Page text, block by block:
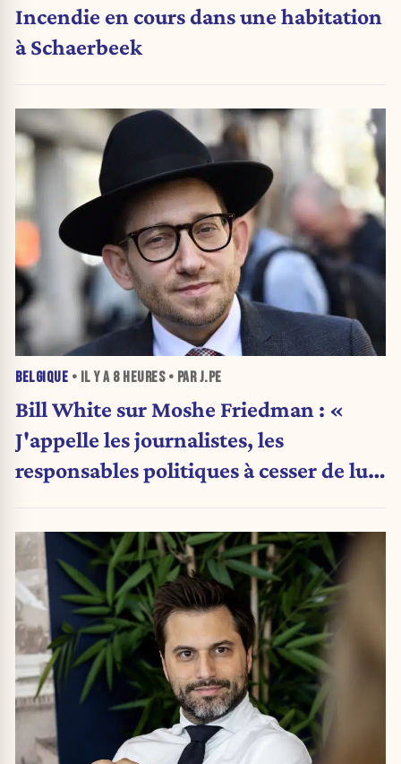
Incendie en cours dans une habitation
à Schaerbeek
BELGIQUE • IL Y A 8 HEURES• PAR J.PE
Bill White sur Moshe Friedman : «
J'appelle les journalistes, les
responsables politiques à cesser de lui